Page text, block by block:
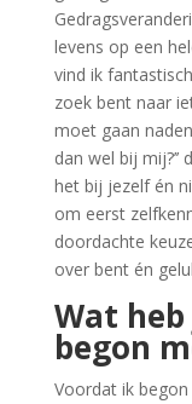
levens op een
vind ik
zoek bent naar
moet gaan
dan wel bij
het bij jezelf én
om eerst
doordachte
over bent én
Wat
begon
Voordat ik